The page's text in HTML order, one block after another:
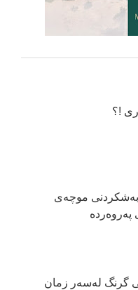
!؟
موچەی
پەروەردە
گرنگ لەسەر زمان